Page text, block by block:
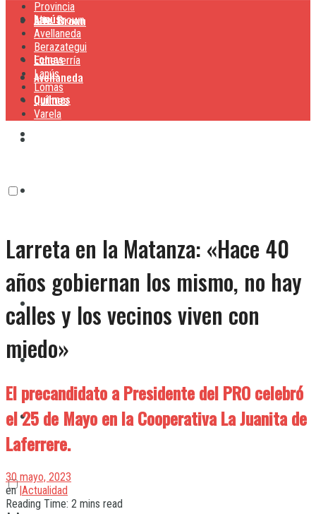
Lanús
Lomas
Quilmes
Alte. Brown
Avellaneda
Lanús
Lomas
Quilmes
Varela
Provincia
Alte. Brown
Avellaneda
Berazategui
Echeverría
Lanús
Lomas
Quilmes
Varela
Larreta en la Matanza: «Hace 40
años gobiernan los mismo, no hay
calles y los vecinos viven con
miedo»
El precandidato a Presidente del PRO celebró
el 25 de Mayo en la Cooperativa La Juanita de
Laferrere.
30 mayo, 2023
en |Actualidad
Reading Time: 2 mins read